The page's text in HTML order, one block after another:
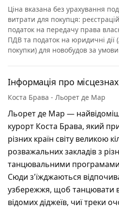
Ціна вказана без урахування
витрати для покупця:
податок на передачу права
ПДВ та податок на юридичні дії
покупки) для новобудов за
Інформація про
Коста Брава - Льорет де Мар
Льорет де Мар —
курорт Коста Брава, який
різних країн світу великою
розважальних закладів з
танцювальними
Сюди з'їжджаються
узбережжя, щоб танцювати
відомих діджеїв, чиї треки